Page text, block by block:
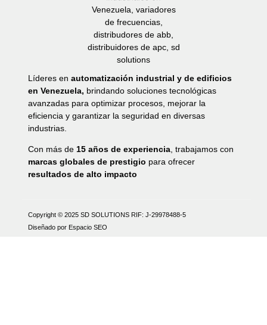
Líderes en automatización industrial y de edificios
en Venezuela, brindando soluciones tecnológicas
avanzadas para optimizar procesos, mejorar la
eficiencia y garantizar la seguridad en diversas
industrias.
Con más de 15 años de experiencia , trabajamos con
marcas globales de prestigio para ofrecer
resultados de alto impacto
Copyright © 2025 SD SOLUTIONS RIF: J-29978488-5
Diseñado por Espacio SEO